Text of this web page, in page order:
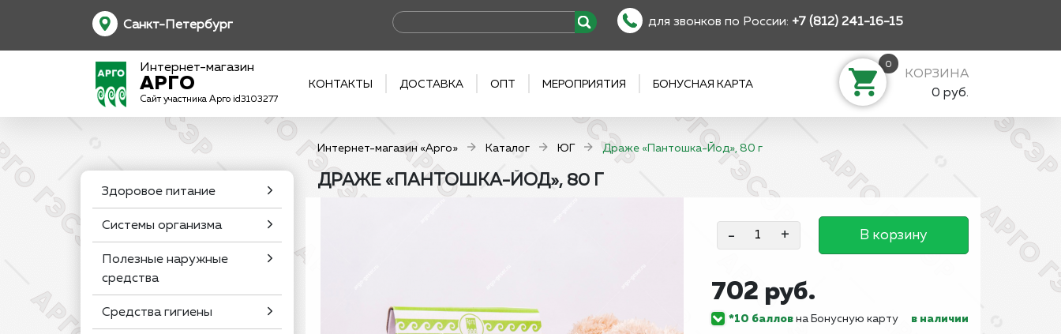
Санкт-Петербург для звонков по России: +7 (812) 241-16-15
Интернет-магазин
АРГО
Сайт участника Арго id3103277
КОНТАКТЫ ДОСТАВКА ОПТ МЕРОПРИЯТИЯ БОНУСНАЯ КАРТА
0
КОРЗИНА
0 руб.
Интернет-магазин «Арго» Каталог ЮГ Драже «Пантошка-Йод», 80 г
Здоровое питание
Системы организма
Полезные наружные
средства
Средства гигиены
ДРАЖЕ «ПАНТОШКА-ЙОД», 80 Г
- + В корзину
702 руб.
*10 балловна Бонусную карту в наличии